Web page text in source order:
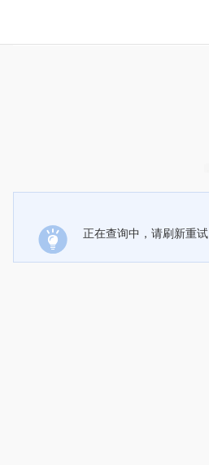
正在查询中，请刷新重试